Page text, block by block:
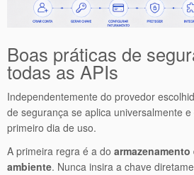
Boas práticas de
todas as APIs
Independentemente do provedor
de segurança se aplica universalmente
primeiro dia de uso.
A primeira regra é a do
ambiente. Nunca insira a chave